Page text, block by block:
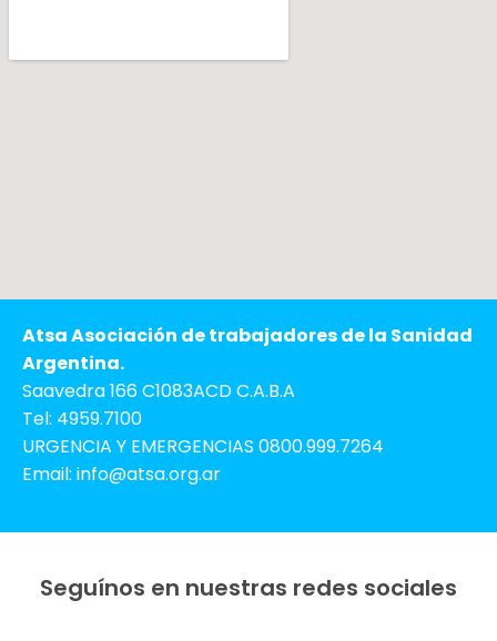
Atsa Asociación de trabajadores de la Sanidad
Argentina.
Saavedra 166 C1083ACD C.A.B.A
Tel: 4959.7100
URGENCIA Y EMERGENCIAS 0800.999.7264
Email: info@atsa.org.ar
Seguínos en nuestras redes sociales